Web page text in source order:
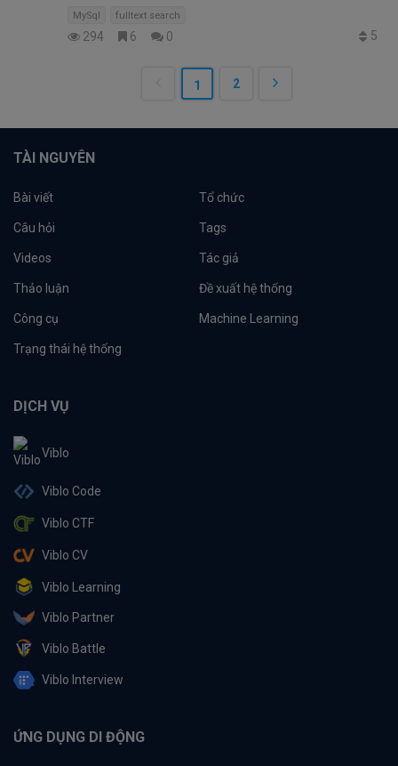
MySql fulltext search
294 6 0 5
1 2
TÀI NGUYÊN
Bài viết Tổ chức
Câu hỏi Tags
Videos Tác giả
Thảo luận Đề xuất hệ thống
Công cụ Machine Learning
Trạng thái hệ thống
DỊCH VỤ
Viblo
Viblo Code
Viblo CTF
Viblo CV
Viblo Learning
Viblo Partner
Viblo Battle
Viblo Interview
ỨNG DỤNG DI ĐỘNG